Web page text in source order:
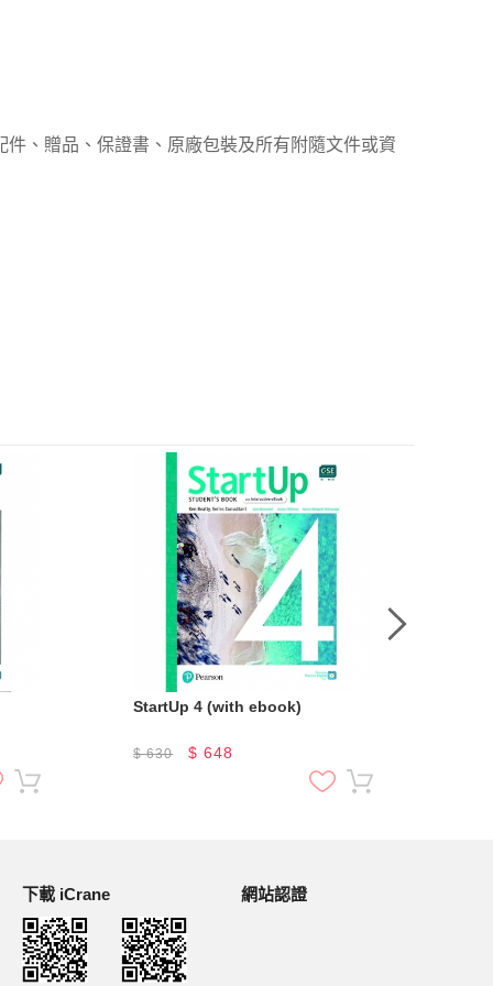
、贈品、保證書、原廠包裝及所有附隨文件或資
StartUp 4 (with ebook)
$630 $648
下載 iCrane 網站認證